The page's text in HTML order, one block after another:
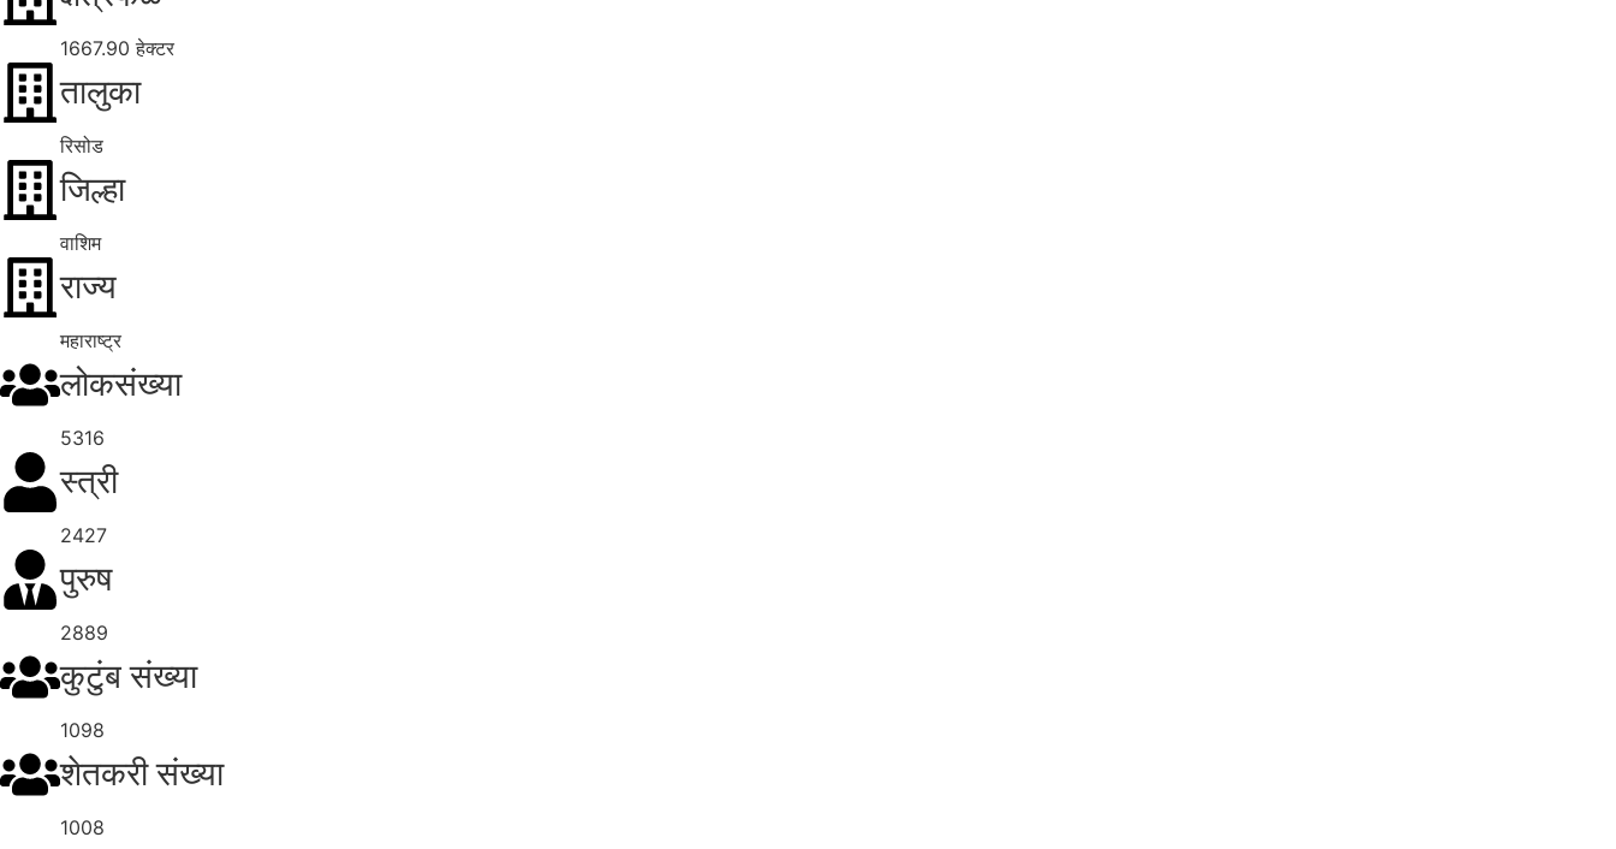
1667.90 हेक्टर
तालुका
रिसोड
जिल्हा
वाशिम
राज्य
महाराष्ट्र
लोकसंख्या
5316
स्त्री
2427
पुरुष
2889
कुटुंब संख्या
1098
शेतकरी संख्या
1008